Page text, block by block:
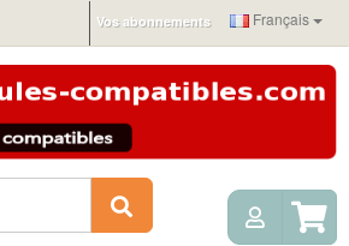
Français
Vos abonnements
Rechercher Mon